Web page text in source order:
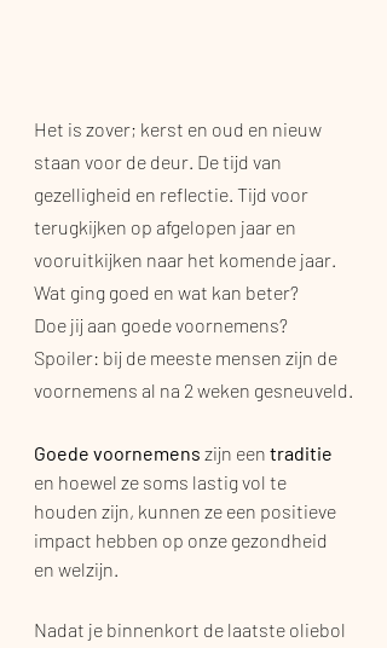
Het is zover; kerst en oud en nieuw
staan voor de deur. De tijd van
gezelligheid en reflectie. Tijd voor
terugkijken op afgelopen jaar en
vooruitkijken naar het komende jaar.
Wat ging goed en wat kan beter?
Doe jij aan goede voornemens?
Spoiler: bij de meeste mensen zijn de
voornemens al na 2 weken gesneuveld.
Goede voornemens zijn een traditie
en hoewel ze soms lastig vol te
houden zijn, kunnen ze een positieve
impact hebben op onze gezondheid
en welzijn.
Nadat je binnenkort de laatste oliebol